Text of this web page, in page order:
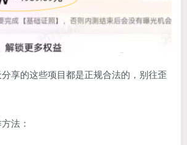
享的这些项目都是正规合法的，别往歪
法：